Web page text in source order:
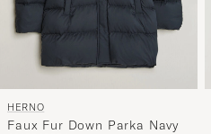
HERNO
Faux Fur Down Parka Navy